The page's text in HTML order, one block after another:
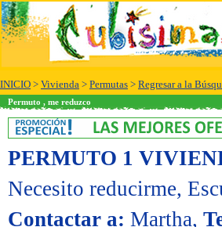
INICIO > Vivienda > Permutas > Regresar a la
Permuto , me reduzco
PERMUTO 1
Necesito reducirme,
Contactar a: Martha,